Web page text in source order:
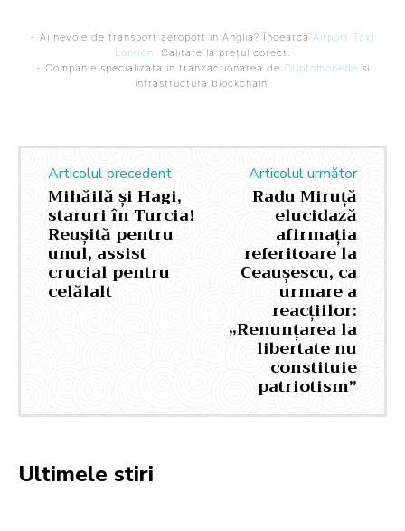
- Ai nevoie de transport aeroport in Anglia? Încearcă Airport Taxi
London. Calitate la prețul corect.
- Companie specializata in tranzactionarea de Criptomonede si
infrastructura blockchain.
Articolul precedent
Mihăilă și Hagi,
staruri în Turcia!
Reușită pentru
unul, assist
crucial pentru
celălalt
Articolul următor
Radu Miruță
elucidază
afirmația
referitoare la
Ceaușescu, ca
urmare a
reacțiilor:
„Renunțarea la
libertate nu
constituie
patriotism”
Ultimele stiri